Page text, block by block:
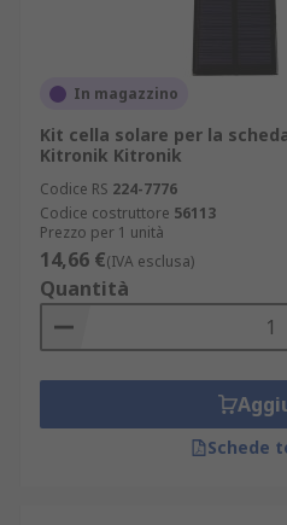
In magazzino
Kit cella solare per la
Kitronik Kitronik
Codice RS 224-7776
Codice costruttore 56113
Prezzo per 1 unità
14,66 €(IVA esclusa)
Quantità
Schede